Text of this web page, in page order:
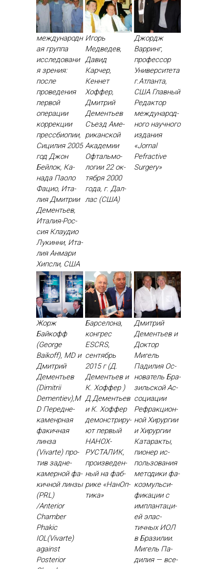
международн
ая группа
исследовани
я зрения:
после
проведения
первой
операции
коррекции
прессбиопии,
Сицилия 2005
год Джон
Бей­лок, Ка­
нада Па­оло
Фа­цио, Ита­
лия Дмит­рии
Де­менть­ев,
Ита­лия-Рос­
сия Кла­удио
Лу­кин­ни, Ита­
лия Ан­ма­ри
Хип­сли, США
Игорь
Медведев,
Давид
Карчер,
Кеннет
Хоффер,
Дмитрий
Дементьев
Съ­езд Аме­
рикан­ской
Ака­демии
Оф­таль­мо­
логии 22 ок­
тября 2000
го­да, г. Дал­
лас (США)
Джордж
Варринг,
профессор
Университета
г.Атланта,
США Глав­ный
Ре­дак­тор
меж­ду­народ­
но­го на­уч­но­го
из­да­ния
«Jornal
Рefractive
Surgery»
Жорж
Байкофф
(George
Baikoff), MD и
Дмитрий
Дементьев
(Dimitrii
Dementiev),M
D Пе­ред­не­
камен­рная
фа­кич­ная
лин­за
(Vivarte) про­
тив зад­не­
камер­ной фа­
кич­ной лин­зы
(PRL)
/Anterior
Chamber
Phakic
IOL(Vivarte)
against
Posterior
Барселона,
конгрес
ESCRS,
сентябрь
2015 г (Д.
Дементьев и
К. Хоффер )
Д.Де­менть­ев
и К. Хоф­фер
де­монс­три­ру­
ют пер­вый
НА­НОХ­
РУСТА­ЛИК,
про­из­ве­ден­
ный на фаб­
ри­ке «На­нОп­
ти­ка»
Дмитрий
Дементьев и
Доктор
Мигель
Падилия Ос­
но­ватель Бра­
зиль­ской Ас­
со­ци­ации
Реф­ракци­он­
ной Хи­рур­гии
и Хи­рур­гии
Ка­тарак­ты,
пи­онер ис­
поль­зо­вания
ме­тоди­ки фа­
ко­эмуль­си­
фика­ции с
им­план­та­ци­
ей элас­
тичных И­ОЛ
в Бра­зилии.
Ми­гель Па­
дилия — все­